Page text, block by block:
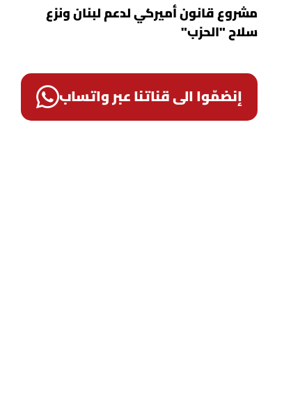
مشروع قانون أميركي لدعم لبنان ونزع
سلاح "الحزب"
إنضمّوا الى قناتنا عبر واتساب